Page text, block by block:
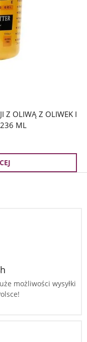
Z OLIWĄ Z OLIWEK I
236 ML
możliwości wysyłki